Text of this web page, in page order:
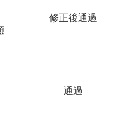
修正後通過
通過